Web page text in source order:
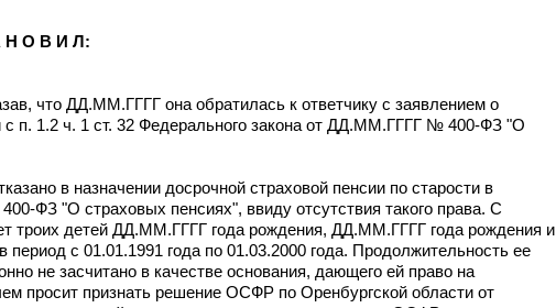
Н О В И Л:
что ДД.ММ.ГГГГ она обратилась к ответчику с заявлением о
с п. 1.2 ч. 1 ст. 32 Федерального закона от ДД.ММ.ГГГГ № 400-ФЗ "О
в назначении досрочной страховой пенсии по старости в
ФЗ "О страховых пенсиях", ввиду отсутствия такого права. С
троих детей ДД.ММ.ГГГГ года рождения, ДД.ММ.ГГГГ года рождения и
с 01.01.1991 года по 01.03.2000 года. Продолжительность ее
не засчитано в качестве основания, дающего ей право на
просит признать решение ОСФР по Оренбургской области от